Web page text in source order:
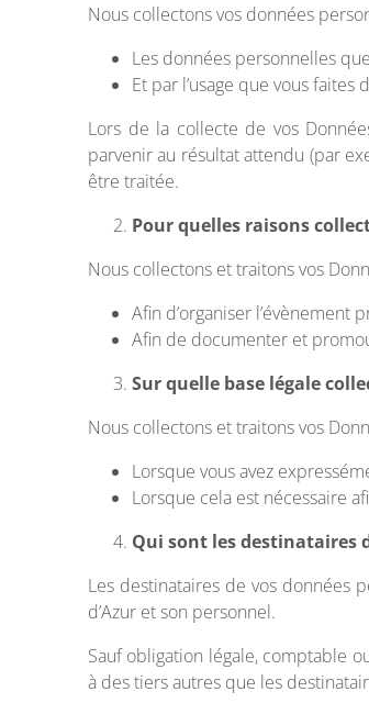
Nous collectons vos données
Les données personnelles
Et par l’usage que vous faites
Lors de la collecte de vos
parvenir au résultat attendu (par
être traitée.
Pour quelles raisons
Nous collectons et traitons vos
Afin d’organiser
Afin de documenter et
Sur quelle base légale
Nous collectons et traitons vos
Lorsque vous avez
Lorsque cela est nécessaire
Qui sont les destinataires
Les destinataires de vos données
d’Azur et son personnel.
Sauf obligation légale, comptable
à des tiers autres que les